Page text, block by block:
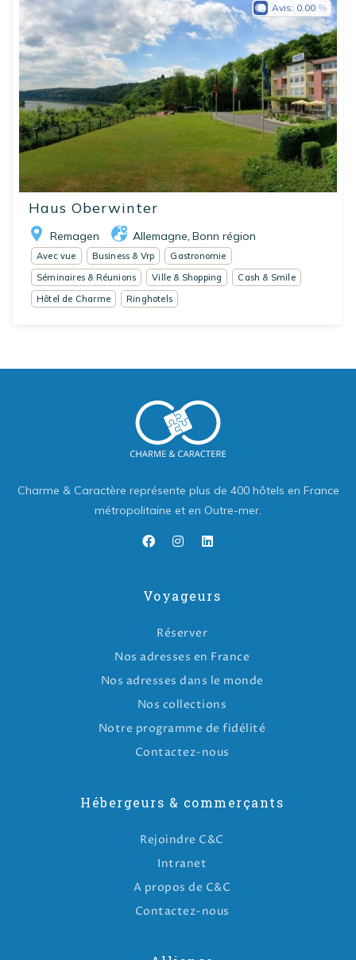
Haus Oberwinter
Remagen Allemagne Bonn région
Avis: 0.00
Avec vue Business & Vrp
Gastronomie
Séminaires & Réunions
Ville & Shopping
Cash & Smile
Hôtel de Charme
Ringhotels
Charme & Caractère représente plus de 400 hôtels en France
métropolitaine et en Outre-mer.
Voyageurs
Réserver
Nos adresses en France
Nos adresses dans le monde
Nos collections
Notre programme de fidélité
Contactez-nous
Hébergeurs & commerçants
Rejoindre C&C
Intranet
A propos de C&C
Contactez-nous